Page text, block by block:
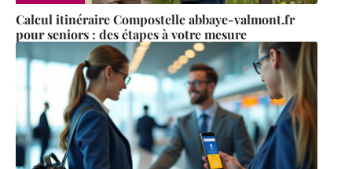
Calcul itinéraire Compostelle abbaye-valmont.fr
pour seniors : des étapes à votre mesure